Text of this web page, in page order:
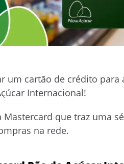
um cartão de crédito
Internacional!
que traz uma
na rede.